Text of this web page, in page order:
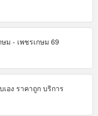
ม - เพชรเกษม 69
อง ราคาถูก บริการ